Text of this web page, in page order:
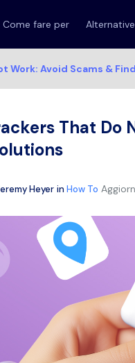
Come fare per
Work: Avoid Scams &
That Do
Heyer in How To